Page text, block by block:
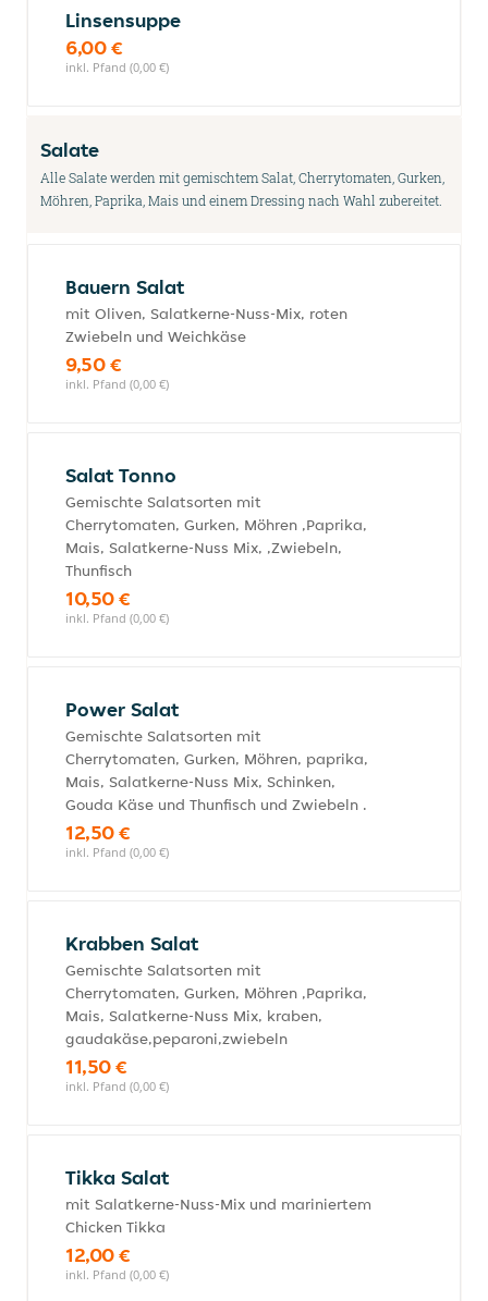
Linsensuppe
6,00 €
inkl. Pfand (0,00 €)
Salate
Alle Salate werden mit gemischtem Salat, Cherrytomaten, Gurken,
Möhren, Paprika, Mais und einem Dressing nach Wahl zubereitet.
Bauern Salat
mit Oliven, Salatkerne-Nuss-Mix, roten
Zwiebeln und Weichkäse
9,50 €
inkl. Pfand (0,00 €)
Salat Tonno
Gemischte Salatsorten mit
Cherrytomaten, Gurken, Möhren ,Paprika,
Mais, Salatkerne-Nuss Mix, ,Zwiebeln,
Thunfisch
10,50 €
inkl. Pfand (0,00 €)
Power Salat
Gemischte Salatsorten mit
Cherrytomaten, Gurken, Möhren, paprika,
Mais, Salatkerne-Nuss Mix, Schinken,
Gouda Käse und Thunfisch und Zwiebeln .
12,50 €
inkl. Pfand (0,00 €)
Krabben Salat
Gemischte Salatsorten mit
Cherrytomaten, Gurken, Möhren ,Paprika,
Mais, Salatkerne-Nuss Mix, kraben,
gaudakäse,peparoni,zwiebeln
11,50 €
inkl. Pfand (0,00 €)
Tikka Salat
mit Salatkerne-Nuss-Mix und mariniertem
Chicken Tikka
12,00 €
inkl. Pfand (0,00 €)